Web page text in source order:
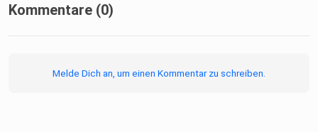
Kommentare (0)
Melde Dich an, um einen Kommentar zu schreiben.